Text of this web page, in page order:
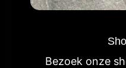
Bezoek onze